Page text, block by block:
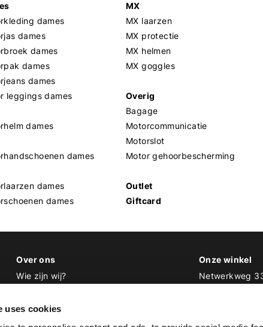
uses cookies
dames
dames
dames
dames
dames
leggings dames
dames
dames
dames
dames
MX
MX laarzen
MX protectie
MX helmen
MX goggles
Overig
Bagage
Motorcommunicatie
Motorslot
Motor gehoorbescherming
Outlet
Giftcard
Over ons
Wie zijn wij?
Werken bij Biker Outfit
Onze winkel
Netwerkweg